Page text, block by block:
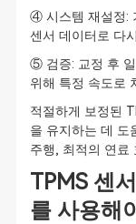
④ 시스템 재설정:
센서 데이터로 다
⑤ 검증: 교정 후
위해 특정 속도로
적절하게 보정된
을 유지하는 데 도
주행, 최적의 연료
TPMS 센
를 사용해